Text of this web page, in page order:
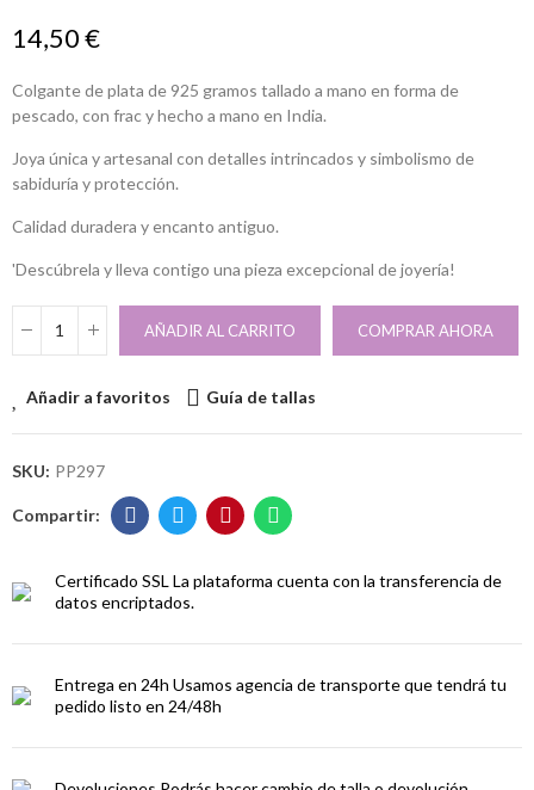
14,50 €
Colgante de plata de 925 gramos tallado a mano en forma de
pescado, con frac y hecho a mano en India.
Joya única y artesanal con detalles intrincados y simbolismo de
sabiduría y protección.
Calidad duradera y encanto antiguo.
'Descúbrela y lleva contigo una pieza excepcional de joyería!
AÑADIR AL CARRITO COMPRAR AHORA
Añadir a favoritos Guía de tallas
SKU: PP297
Certificado SSL La plataforma cuenta con la transferencia de
datos encriptados.
Entrega en 24h Usamos agencia de transporte que tendrá tu
pedido listo en 24/48h